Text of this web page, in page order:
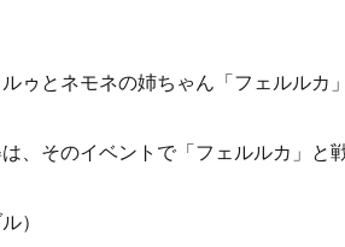
ゥとネモネの姉ちゃん「フェルルカ
、そのイベントで「フェルルカ」と
）